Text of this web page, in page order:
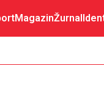
MagazinŽurnal